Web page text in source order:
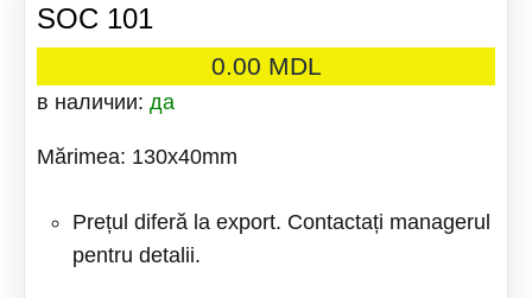
SOC 101
0.00 MDL
в наличии: да
Mărimea: 130x40mm
Prețul diferă la export. Contactați managerul
pentru detalii.